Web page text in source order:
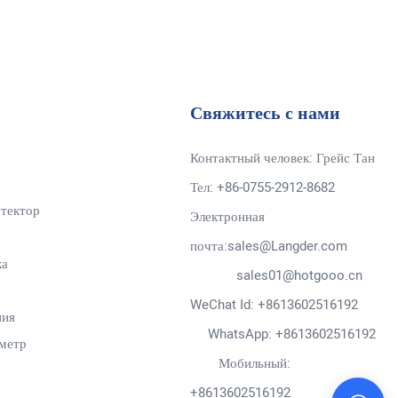
Свяжитесь с нами
Контактный человек: Грейс Тан
Тел: +86-0755-2912-8682
Электронная
почта:sales@Langder.com
sales01@hotgooo.cn
WeChat Id: +8613602516192
WhatsApp: +8613602516192
Мобильный:
+8613602516192